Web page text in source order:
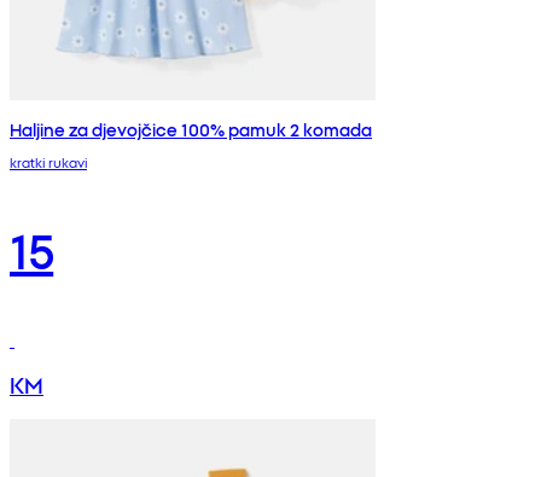
Haljine za djevojčice 100% pamuk 2 komada
kratki rukavi
15
KM